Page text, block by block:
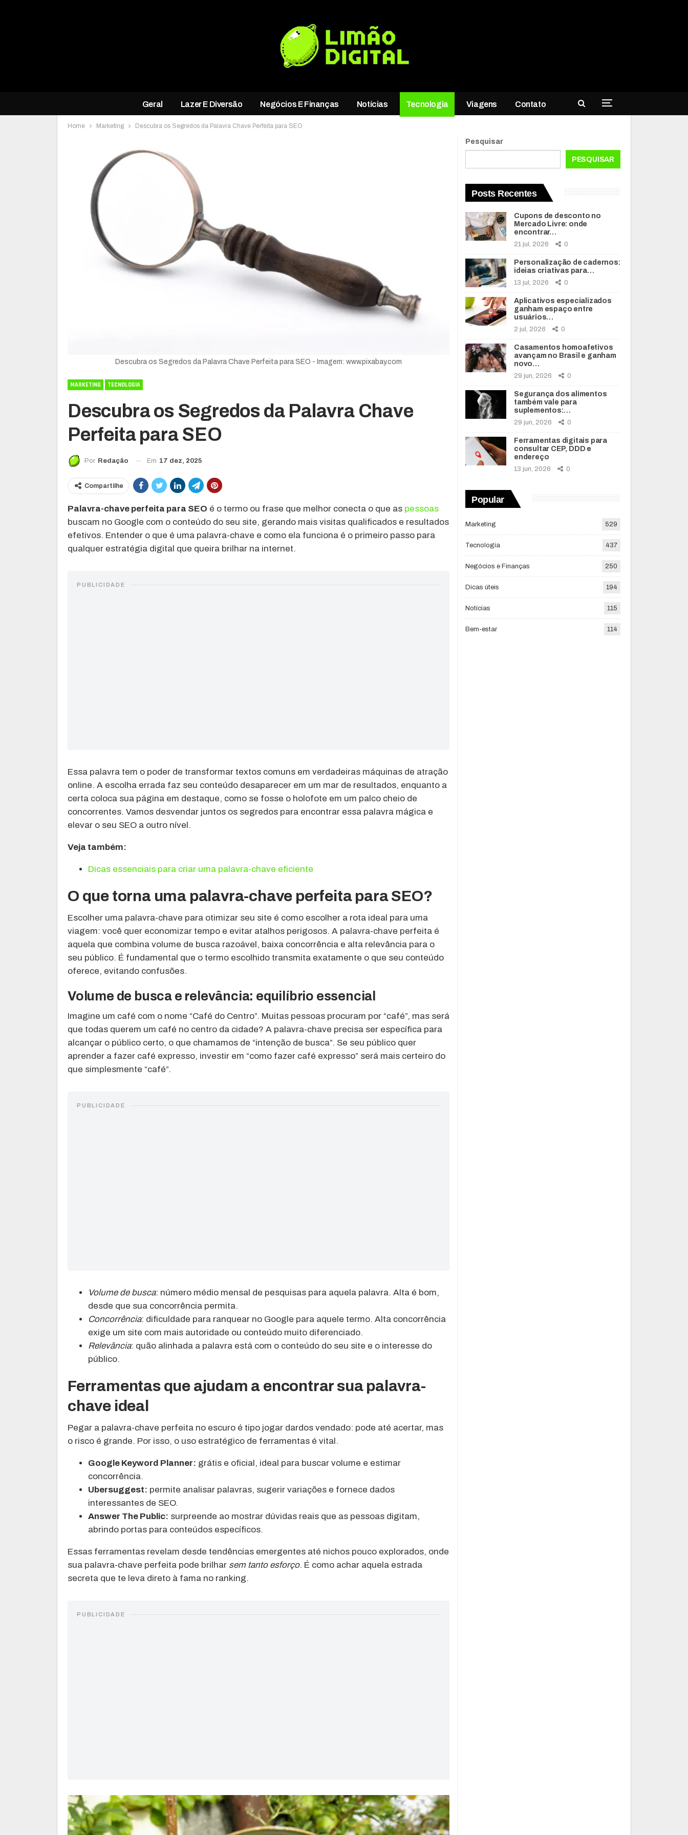
Geral Lazer E Diversão Negócios E Finanças Notícias Tecnologia Viagens Contato
Home Marketing Descubra os Segredos da Palavra Chave Perfeita para SEO
Descubra os Segredos da Palavra Chave Perfeita para SEO - Imagem: www.pixabay.com
MARKETING TECNOLOGIA
Descubra os Segredos da Palavra Chave
Perfeita para SEO
Por Redação Em 17 dez, 2025
Compartilhe
Palavra-chave perfeita para SEO é o termo ou frase que melhor conecta o que as pessoas
buscam no Google com o conteúdo do seu site, gerando mais visitas qualificados e resultados
efetivos. Entender o que é uma palavra-chave e como ela funciona é o primeiro passo para
qualquer estratégia digital que queira brilhar na internet.
PUBLICIDADE
Essa palavra tem o poder de transformar textos comuns em verdadeiras máquinas de atração
online. A escolha errada faz seu conteúdo desaparecer em um mar de resultados, enquanto a
certa coloca sua página em destaque, como se fosse o holofote em um palco cheio de
concorrentes. Vamos desvendar juntos os segredos para encontrar essa palavra mágica e
elevar o seu SEO a outro nível.
Veja também:
Dicas essenciais para criar uma palavra-chave eficiente
O que torna uma palavra-chave perfeita para SEO?
Escolher uma palavra-chave para otimizar seu site é como escolher a rota ideal para uma
viagem: você quer economizar tempo e evitar atalhos perigosos. A palavra-chave perfeita é
aquela que combina volume de busca razoável, baixa concorrência e alta relevância para o
seu público. É fundamental que o termo escolhido transmita exatamente o que seu conteúdo
oferece, evitando confusões.
Volume de busca e relevância: equilíbrio essencial
Imagine um café com o nome “Café do Centro”. Muitas pessoas procuram por “café”, mas será
que todas querem um café no centro da cidade? A palavra-chave precisa ser específica para
alcançar o público certo, o que chamamos de “intenção de busca”. Se seu público quer
aprender a fazer café expresso, investir em “como fazer café expresso” será mais certeiro do
que simplesmente “café”.
PUBLICIDADE
Volume de busca: número médio mensal de pesquisas para aquela palavra. Alta é bom,
desde que sua concorrência permita.
Concorrência: dificuldade para ranquear no Google para aquele termo. Alta concorrência
exige um site com mais autoridade ou conteúdo muito diferenciado.
Relevância: quão alinhada a palavra está com o conteúdo do seu site e o interesse do
público.
Ferramentas que ajudam a encontrar sua palavra-
chave ideal
Pegar a palavra-chave perfeita no escuro é tipo jogar dardos vendado: pode até acertar, mas
o risco é grande. Por isso, o uso estratégico de ferramentas é vital.
Google Keyword Planner: grátis e oficial, ideal para buscar volume e estimar
concorrência.
Ubersuggest: permite analisar palavras, sugerir variações e fornece dados
interessantes de SEO.
Answer The Public: surpreende ao mostrar dúvidas reais que as pessoas digitam,
abrindo portas para conteúdos específicos.
Essas ferramentas revelam desde tendências emergentes até nichos pouco explorados, onde
sua palavra-chave perfeita pode brilhar sem tanto esforço. É como achar aquela estrada
secreta que te leva direto à fama no ranking.
PUBLICIDADE
Pesquisar
PESQUISAR
Posts Recentes
Cupons de desconto no
Mercado Livre: onde
encontrar…
21 jul, 2026 0
Personalização de cadernos:
ideias criativas para…
13 jul, 2026 0
Aplicativos especializados
ganham espaço entre
usuários…
2 jul, 2026 0
Casamentos homoafetivos
avançam no Brasil e ganham
novo…
29 jun, 2026 0
Segurança dos alimentos
também vale para
suplementos:…
29 jun, 2026 0
Ferramentas digitais para
consultar CEP, DDD e
endereço
13 jun, 2026 0
Popular
Marketing 529
Tecnologia 437
Negócios e Finanças 250
Dicas úteis 194
Notícias 115
Bem-estar 114